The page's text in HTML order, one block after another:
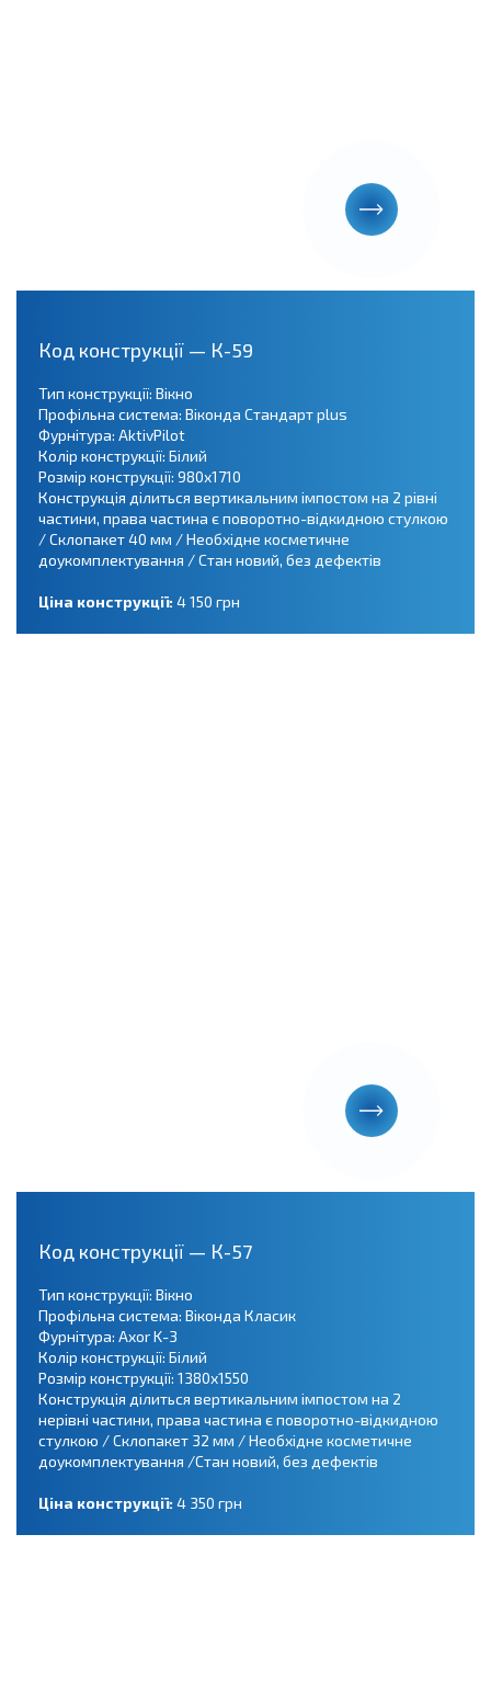
Код конструкції — К-59
Тип конструкції: Вікно
Профільна система: Віконда Стандарт plus
Фурнітура: AktivPilot
Колір конструкції: Білий
Розмір конструкції: 980х1710
Конструкція ділиться вертикальним імпостом на 2 рівні
частини, права частина є поворотно-відкидною стулкою
/ Склопакет 40 мм / Необхідне косметичне
доукомплектування / Стан новий, без дефектів
Ціна конструкції: 4 150 грн
Код конструкції — К-57
Тип конструкції: Вікно
Профільна система: Віконда Класик
Фурнітура: Axor K-3
Колір конструкції: Білий
Розмір конструкції: 1380х1550
Конструкція ділиться вертикальним імпостом на 2
нерівні частини, права частина є поворотно-відкидною
стулкою / Склопакет 32 мм / Необхідне косметичне
доукомплектування /Стан новий, без дефектів
Ціна конструкції: 4 350 грн